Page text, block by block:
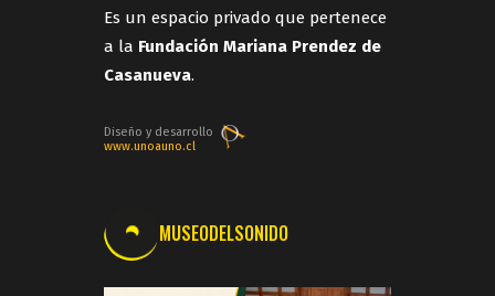
Es un espacio privado que pertenece
a la Fundación Mariana Prendez de
Casanueva.
Diseño y desarrollo
www.unoauno.cl
MUSEODELSONIDO